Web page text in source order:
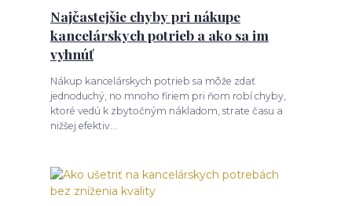
Najčastejšie chyby pri nákupe
kancelárskych potrieb a ako sa im
vyhnúť
Nákup kancelárskych potrieb sa môže zdať
jednoduchý, no mnoho firiem pri ňom robí chyby,
ktoré vedú k zbytočným nákladom, strate času a
nižšej efektiv...